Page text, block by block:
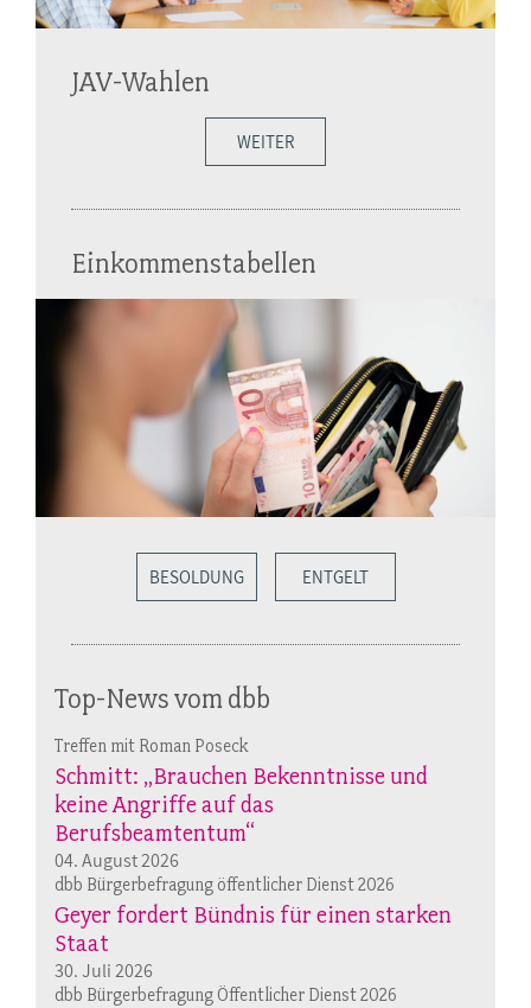
JAV-Wahlen
WEITER
Einkommenstabellen
BESOLDUNG ENTGELT
Top-News vom dbb
Treffen mit Roman Poseck
Schmitt: „Brauchen Bekenntnisse und
keine Angriffe auf das
Berufsbeamtentum“
04. August 2026
dbb Bürgerbefragung öffentlicher Dienst 2026
Geyer fordert Bündnis für einen starken
Staat
30. Juli 2026
dbb Bürgerbefragung Öffentlicher Dienst 2026